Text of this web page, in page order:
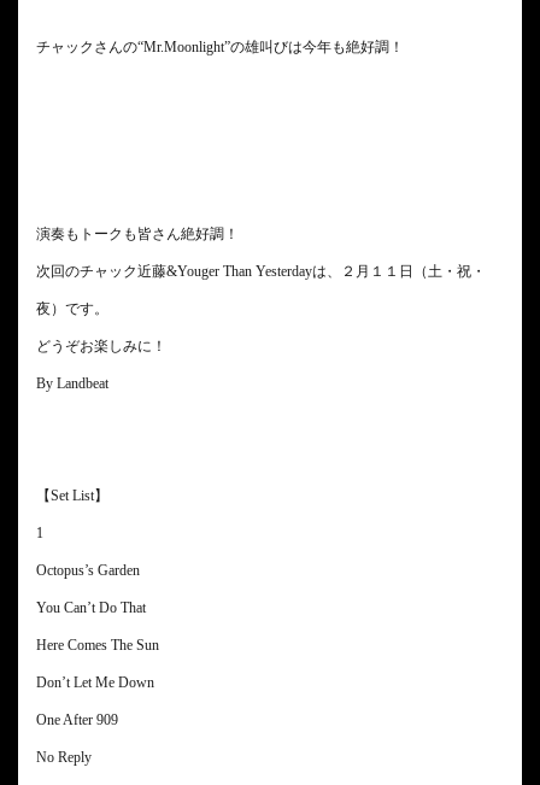
チャックさんの“Mr.Moonlight”の雄叫びは今年も絶好調！
演奏もトークも皆さん絶好調！
次回のチャック近藤&Youger Than Yesterdayは、２月１１日（土・祝・
夜）です。
どうぞお楽しみに！
By Landbeat
【Set List】
1
Octopus’s Garden
You Can’t Do That
Here Comes The Sun
Don’t Let Me Down
One After 909
No Reply